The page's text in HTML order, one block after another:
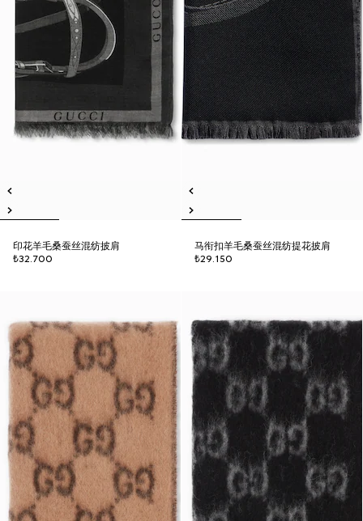
印花羊毛桑蚕丝混纺披肩
₺32.700
马衔扣羊毛桑蚕丝混纺提花披肩
₺29.150